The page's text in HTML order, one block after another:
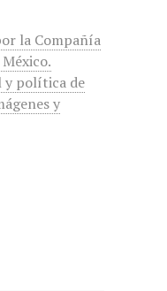
la Compañía
y política de
y